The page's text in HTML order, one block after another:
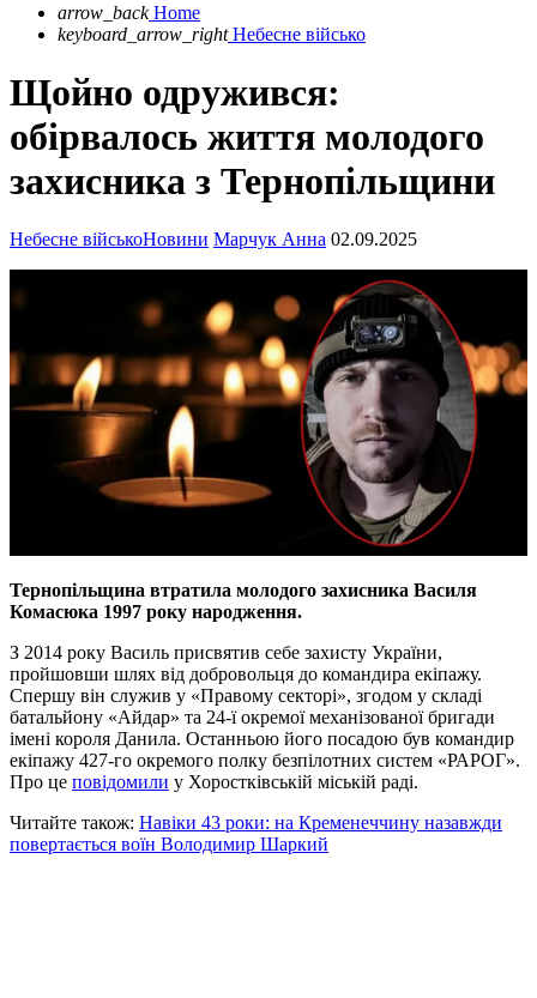
arrow_back Home
keyboard_arrow_right Небесне військо
Щойно одружився:
обірвалось життя молодого
захисника з Тернопільщини
Небесне військоНовини Марчук Анна 02.09.2025
Тернопільщина втратила молодого захисника Василя
Комасюка 1997 року народження.
З 2014 року Василь присвятив себе захисту України,
пройшовши шлях від добровольця до командира екіпажу.
Спершу він служив у «Правому секторі», згодом у складі
батальйону «Айдар» та 24-ї окремої механізованої бригади
імені короля Данила. Останньою його посадою був командир
екіпажу 427-го окремого полку безпілотних систем «РАРОГ».
Про це повідомили у Хоростківській міській раді.
Читайте також: Навіки 43 роки: на Кременеччину назавжди
повертається воїн Володимир Шаркий